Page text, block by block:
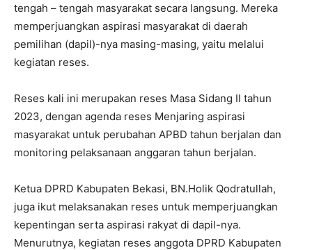
tengah – tengah masyarakat secara langsung. Mereka
memperjuangkan aspirasi masyarakat di daerah
pemilihan (dapil)-nya masing-masing, yaitu melalui
kegiatan reses.
Reses kali ini merupakan reses Masa Sidang II tahun
2023, dengan agenda reses Menjaring aspirasi
masyarakat untuk perubahan APBD tahun berjalan dan
monitoring pelaksanaan anggaran tahun berjalan.
Ketua DPRD Kabupaten Bekasi, BN.Holik Qodratullah,
juga ikut melaksanakan reses untuk memperjuangkan
kepentingan serta aspirasi rakyat di dapil-nya.
Menurutnya, kegiatan reses anggota DPRD Kabupaten